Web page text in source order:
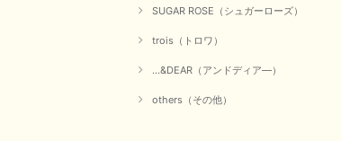
SUGAR ROSE（シュガーローズ）
trois（トロワ）
...&DEAR（アンドディア―）
others（その他）